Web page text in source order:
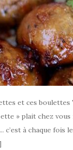
et ces
» plait chez vous
à chaque fois